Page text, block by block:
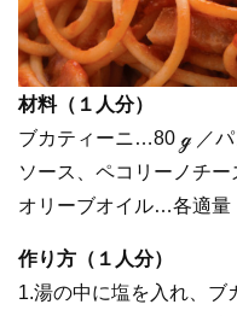
材料（１人分）
ブカティーニ…80 ℊ ／
ソース、ペコリーノチー
オリーブオイル…各適量
作り方（１人分）
1.湯の中に塩を入れ、ブ